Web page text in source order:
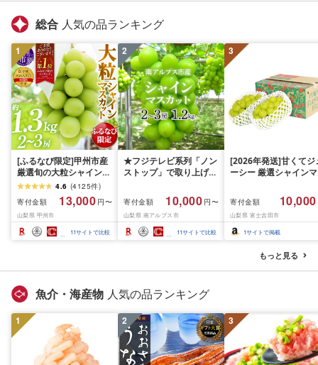
総合 人気の品ランキング
1
[ふるなび限定]甲州市産
厳選旬の大粒シャインマ
スカット 約1.3kg 2〜3
房[2026年発送]
(MG)B12-472 FN-
Limited-VO シャインマ
スカット フルーツ
4.6 (4125件)
寄付金額
13,000 円〜
山梨県 甲州市
11サイトで比較
2
★フジテレビ系列「ノン
ストップ」で取り上げら
先行予約]南アルプス市
産シャインマスカット
1.2kg以上(2〜3房)ふる
さと納税 おすすめ 山梨
県 南アルプス市 送料無
寄付金額 10,000 円〜
山梨県 南アルプス市
11サイトで比較
3
[2026年発送]甘くてジ
ーシー 厳選シャインマ
月前半(1〜15日)から
月下旬までの発送) フ
ーツ ぶどう 果物 山梨
産 2026 旬 大粒 高級
寄付金額 10,000
山梨県 富士吉田市
1サイトで掲載
もっと見る
魚介・海産物 人気の品ランキング
1 2 3